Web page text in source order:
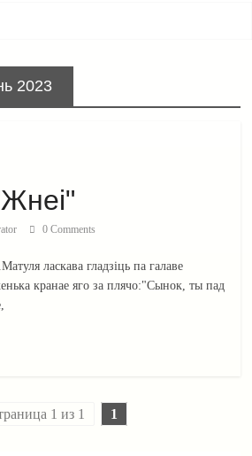
2023
0 Comments
ласкава гладзіць па галаве
кранае яго за плячо:"Сынок, ты пад
1 из 1 1